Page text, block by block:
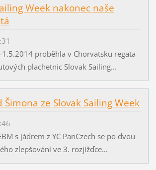
Week nakonec naše
1.5.2014 proběhla v Chorvatsku regata
plachetnic Slovak Sailing...
ze Slovak Sailing Week
s jádrem z YC PanCzech se po dvou
zlepšování ve 3. rozjížďce...